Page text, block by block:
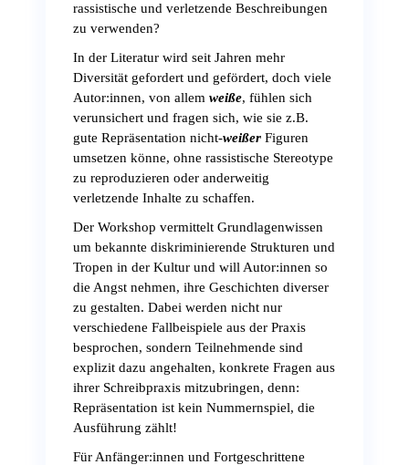
rassistische und verletzende Beschreibungen
zu verwenden?
In der Literatur wird seit Jahren mehr
Diversität gefordert und gefördert, doch viele
Autor:innen, von allem weiße, fühlen sich
verunsichert und fragen sich, wie sie z.B.
gute Repräsentation nicht-weißer Figuren
umsetzen könne, ohne rassistische Stereotype
zu reproduzieren oder anderweitig
verletzende Inhalte zu schaffen.
Der Workshop vermittelt Grundlagenwissen
um bekannte diskriminierende Strukturen und
Tropen in der Kultur und will Autor:innen so
die Angst nehmen, ihre Geschichten diverser
zu gestalten. Dabei werden nicht nur
verschiedene Fallbeispiele aus der Praxis
besprochen, sondern Teilnehmende sind
explizit dazu angehalten, konkrete Fragen aus
ihrer Schreibpraxis mitzubringen, denn:
Repräsentation ist kein Nummernspiel, die
Ausführung zählt!
Für Anfänger:innen und Fortgeschrittene